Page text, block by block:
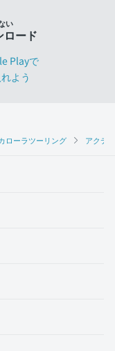
ローラツーリング アクテ
い
ロード